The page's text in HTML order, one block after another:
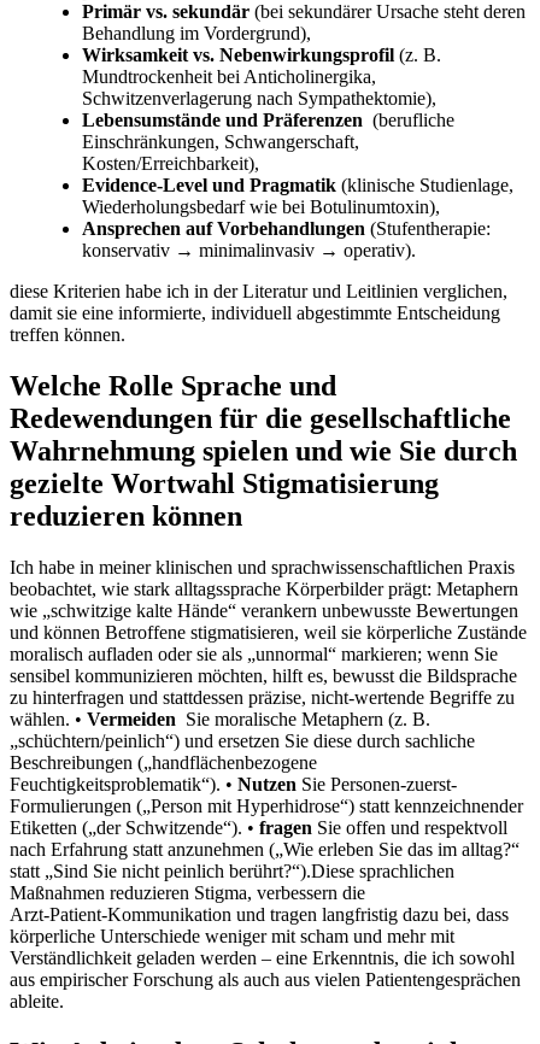
Primär vs. sekundär (bei⁢ sekundärer Ursache steht deren⁢
Behandlung im‌ Vordergrund),
Wirksamkeit ⁤vs. Nebenwirkungsprofil (z. B.
Mundtrockenheit bei ​Anticholinergika,
Schwitzenverlagerung ‌nach Sympathektomie),
Lebensumstände und Präferenzen ‌ (berufliche
Einschränkungen, Schwangerschaft,
‍Kosten/Erreichbarkeit),
Evidence-Level und Pragmatik (klinische Studienlage,
Wiederholungsbedarf wie ‌bei Botulinumtoxin),
Ansprechen auf Vorbehandlungen (Stufentherapie:
‍konservativ →​ minimalinvasiv → operativ).
diese Kriterien habe ich⁤ in der Literatur ​und Leitlinien verglichen,
⁢damit‍ sie eine informierte, individuell⁣ abgestimmte Entscheidung
treffen ​können.
Welche Rolle Sprache und
Redewendungen für die gesellschaftliche
Wahrnehmung spielen und wie Sie durch
gezielte⁤ Wortwahl Stigmatisierung
reduzieren‍ können
Ich‍ habe in meiner klinischen und sprachwissenschaftlichen Praxis
beobachtet, wie stark alltagssprache Körperbilder prägt: Metaphern
wie „schwitzige ⁢kalte Hände“‍ verankern unbewusste Bewertungen⁢
und können Betroffene stigmatisieren, weil sie körperliche Zustände
moralisch aufladen‌ oder sie als „unnormal“ markieren; wenn Sie
sensibel kommunizieren möchten, hilft es, bewusst die Bildsprache
zu hinterfragen und stattdessen präzise, nicht-wertende Begriffe zu
wählen. • Vermeiden ⁤ Sie moralische Metaphern (z. B.
„schüchtern/peinlich“) und ersetzen⁢ Sie diese durch sachliche
Beschreibungen („handflächenbezogene
Feuchtigkeitsproblematik“). ​• Nutzen Sie Personen-zuerst-
Formulierungen („Person mit ⁤Hyperhidrose“) statt kennzeichnender
Etiketten („der Schwitzende“).‌ • fragen ​Sie ‍offen und ⁤respektvoll
nach Erfahrung⁤ statt⁣ anzunehmen („Wie erleben Sie das im alltag?“
statt „Sind Sie ⁢nicht peinlich berührt?“).Diese sprachlichen
Maßnahmen reduzieren‍ Stigma, verbessern die
Arzt‑Patient‑Kommunikation und ‍tragen⁣ langfristig dazu ‌bei, dass
körperliche Unterschiede weniger mit scham und mehr mit
Verständlichkeit ​geladen werden – eine Erkenntnis, die ich sowohl
aus empirischer Forschung als auch aus vielen ⁤Patientengesprächen
ableite.